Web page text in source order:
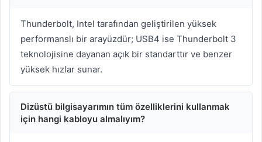
Thunderbolt, Intel tarafından geliştirilen yüksek
performanslı bir arayüzdür; USB4 ise Thunderbolt 3
teknolojisine dayanan açık bir standarttır ve benzer
yüksek hızlar sunar.
Dizüstü bilgisayarımın tüm özelliklerini kullanmak
için hangi kabloyu almalıyım?